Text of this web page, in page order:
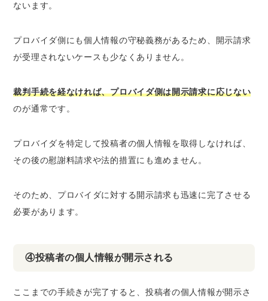
ないます。
プロバイダ側にも個人情報の守秘義務があるため、開示請求
が受理されないケースも少なくありません。
裁判手続を経なければ、プロバイダ側は開示請求に応じない
のが通常です。
プロバイダを特定して投稿者の個人情報を取得しなければ、
その後の慰謝料請求や法的措置にも進めません。
そのため、 プロバイダに対する開示請求も迅速に完了させる
必要があります。
④投稿者の個人情報が開示される
ここまでの手続きが完了すると、投稿者の個人情報が開示さ